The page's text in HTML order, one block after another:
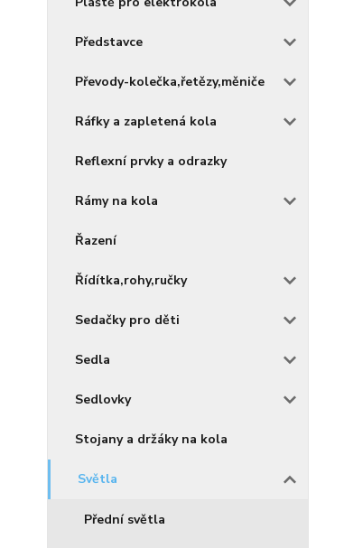
Představce
Převody-kolečka,řetězy,měniče
Ráfky a zapletená kola
Reflexní prvky a odrazky
Rámy na kola
Řazení
Řídítka,rohy,ručky
Sedačky pro děti
Sedla
Sedlovky
Stojany a držáky na kola
Světla
Přední světla